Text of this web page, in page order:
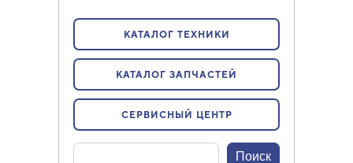
КАТАЛОГ ТЕХНИКИ
КАТАЛОГ ЗАПЧАСТЕЙ
СЕРВИСНЫЙ ЦЕНТР